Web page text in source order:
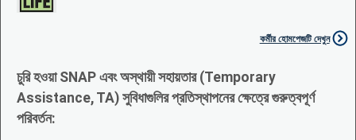
কর্মীর হোমপেজটি দেখুন
চুরি হওয়া SNAP এবং অস্থায়ী সহায়তার (Temporary
Assistance, TA) সুবিধাগুলির প্রতিস্থাপনের ক্ষেত্রে গুরুত্বপূর্ণ
পরিবর্তন: